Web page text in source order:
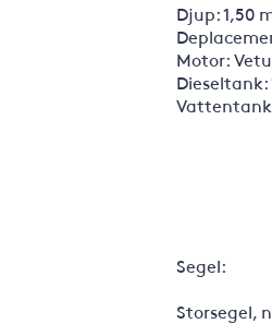
Djup: 1,50
Motor:
Dieseltank:
Segel:
Storsegel,